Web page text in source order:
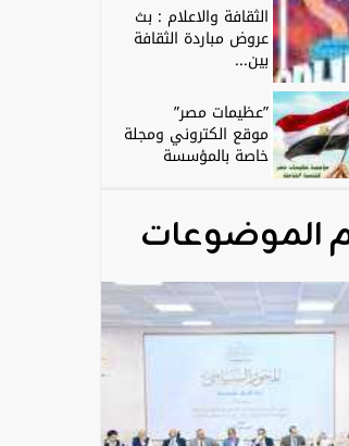
الثقافة والاعلام : بث
عروض مباردة الثقافة
بين...
”عظيمات مصر”
موقع الكتروني ومجلة
خاصة بالمؤسسة
الموضوعات